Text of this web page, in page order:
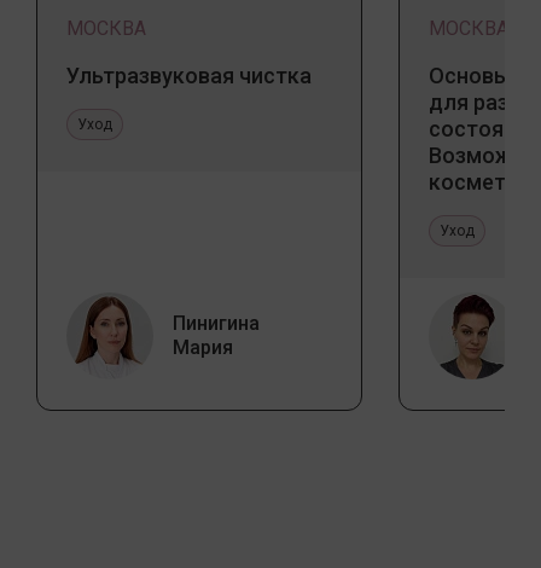
МОСКВА
Ультразвуковая чистка
Уход
Пинигина
Мария
МОСКВА
Основы
для
Уход